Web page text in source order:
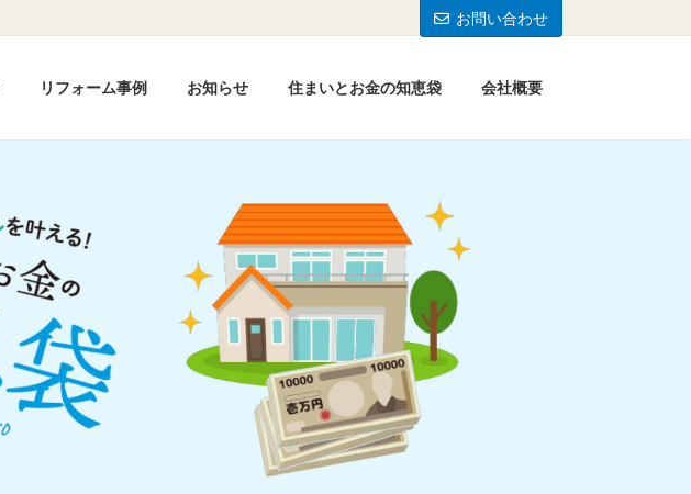
お問い合わせ
リフォーム事例 お知らせ 住まいとお金の知恵袋 会社概要